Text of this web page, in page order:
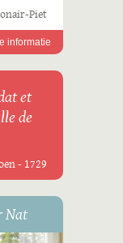
Piet
informatie
et
de
- 1729
Nat